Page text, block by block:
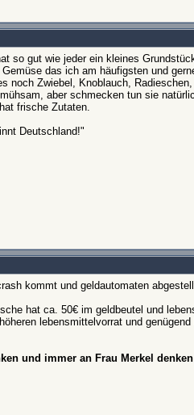
so gut wie jeder ein kleines
das ich am häufigsten und
noch Zwiebel, Knoblauch,
aber schmecken tun sie
frische Zutaten.
Deutschland!"
kommt und geldautomaten
hat ca. 50€ im geldbeutel und
lebensmittelvorrat und
und immer an Frau Merkel denken